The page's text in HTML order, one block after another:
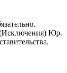
(Исключения) Юр.